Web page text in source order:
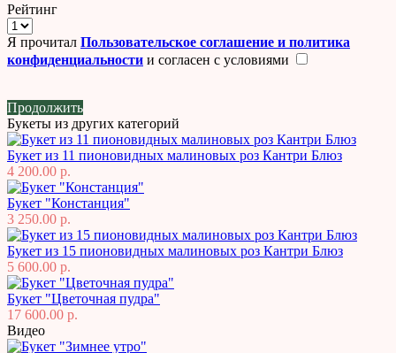
Рейтинг
Я прочитал Пользовательское соглашение и политика
конфиденциальности и согласен с условиями
Продолжить
Букеты из других категорий
Букет из 11 пионовидных малиновых роз Кантри Блюз
4 200.00 р.
Букет "Констанция"
3 250.00 р.
Букет из 15 пионовидных малиновых роз Кантри Блюз
5 600.00 р.
Букет "Цветочная пудра"
17 600.00 р.
Видео